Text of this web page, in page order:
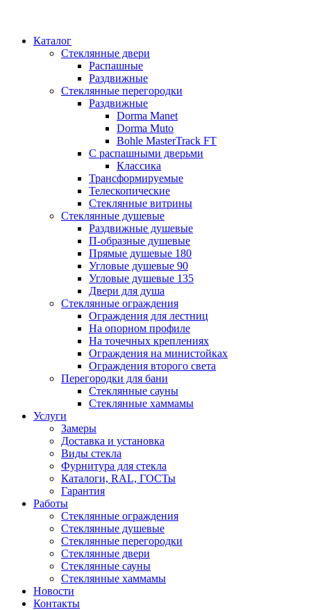
Каталог
Стеклянные двери
Распашные
Раздвижные
Стеклянные перегородки
Раздвижные
Dorma Manet
Dorma Muto
Bohle MasterTrack FT
C распашными дверьми
Классика
Трансформируемые
Телескопические
Стеклянные витрины
Стеклянные душевые
Раздвижные душевые
П-образные душевые
Прямые душевые 180
Угловые душевыe 90
Угловые душевые 135
Двери для душа
Стеклянные ограждения
Ограждения для лестниц
На опорном профиле
На точечных креплениях
Ограждения на министойках
Ограждения второго света
Перегородки для бани
Стеклянные сауны
Стеклянные хаммамы
Услуги
Замеры
Доставка и установка
Виды стекла
Фурнитура для стекла
Каталоги, RAL, ГОСТы
Гарантия
Работы
Стеклянные ограждения
Стеклянные душевые
Стеклянные перегородки
Стеклянные двери
Стеклянные сауны
Стеклянные хаммамы
Новости
Контакты